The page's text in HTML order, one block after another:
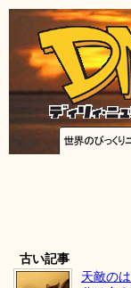
古い記事
天敵の